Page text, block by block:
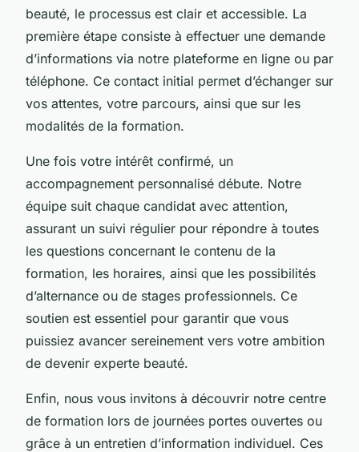
beauté, le processus est clair et accessible. La
première étape consiste à effectuer une demande
d’informations via notre plateforme en ligne ou par
téléphone. Ce contact initial permet d’échanger sur
vos attentes, votre parcours, ainsi que sur les
modalités de la formation.
Une fois votre intérêt confirmé, un
accompagnement personnalisé débute. Notre
équipe suit chaque candidat avec attention,
assurant un suivi régulier pour répondre à toutes
les questions concernant le contenu de la
formation, les horaires, ainsi que les possibilités
d’alternance ou de stages professionnels. Ce
soutien est essentiel pour garantir que vous
puissiez avancer sereinement vers votre ambition
de devenir experte beauté.
Enfin, nous vous invitons à découvrir notre centre
de formation lors de journées portes ouvertes ou
grâce à un entretien d’information individuel. Ces